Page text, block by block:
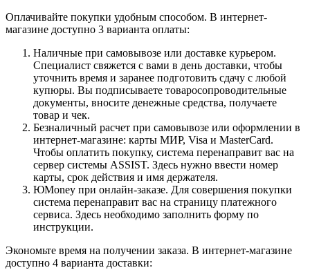
Оплачивайте покупки удобным способом. В интернет-
магазине доступно 3 варианта оплаты:
Наличные при самовывозе или доставке курьером.
Специалист свяжется с вами в день доставки, чтобы
уточнить время и заранее подготовить сдачу с любой
купюры. Вы подписываете товаросопроводительные
документы, вносите денежные средства, получаете
товар и чек.
Безналичный расчет при самовывозе или оформлении в
интернет-магазине: карты МИР, Visa и MasterCard.
Чтобы оплатить покупку, система перенаправит вас на
сервер системы ASSIST. Здесь нужно ввести номер
карты, срок действия и имя держателя.
ЮMoney при онлайн-заказе. Для совершения покупки
система перенаправит вас на страницу платежного
сервиса. Здесь необходимо заполнить форму по
инструкции.
Экономьте время на получении заказа. В интернет-магазине
доступно 4 варианта доставки: